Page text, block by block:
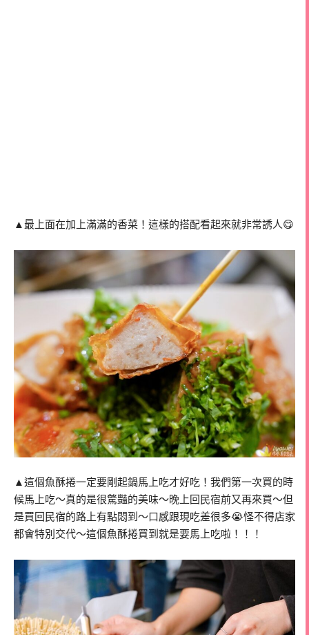
▲最上面在加上滿滿的香菜！這樣的搭配看起來就非常誘人😋
▲這個魚酥捲一定要剛起鍋馬上吃才好吃！我們第一次買的時
候馬上吃～真的是很驚豔的美味～晚上回民宿前又再來買～但
是買回民宿的路上有點悶到～口感跟現吃差很多😭怪不得店家
都會特別交代～這個魚酥捲買到就是要馬上吃啦！！！